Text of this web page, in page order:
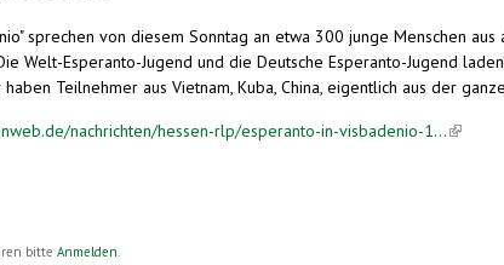
sprechen von diesem Sonntag an etwa 300 junge Menschen
Welt-Esperanto-Jugend und die Deutsche Esperanto-Jugend
Teilnehmer aus Vietnam, Kuba, China, eigentlich aus der
nachrichten/hessen-rlp/esperanto-in-visbadenio-1...(link is
bitte Anmelden.